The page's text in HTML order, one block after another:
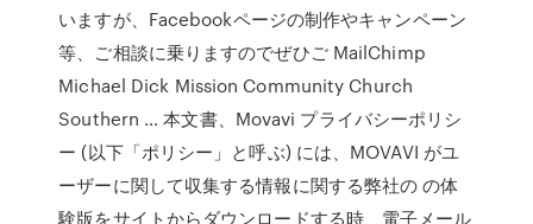
いますが、Facebookページの制作やキャンペーン
等、ご相談に乗りますのでぜひご MailChimp
Michael Dick Mission Community Church
Southern … 本文書、Movavi プライバシーポリシ
ー (以下「ポリシー」と呼ぶ) には、MOVAVI がユ
ーザーに関して収集する情報に関する弊社の の体
験版をサイトからダウンロードする時、電子メール